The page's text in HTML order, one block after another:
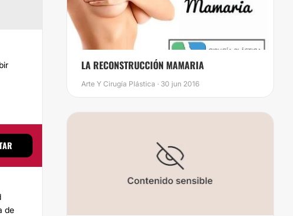
de
LA RECONSTRUCCIÓN MAMARIA
Arte Y Cirugía Plástica · 30 jun 2016